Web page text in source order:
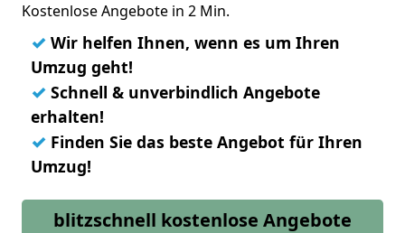
Kostenlose Angebote in 2 Min.
✓ Wir helfen Ihnen, wenn es um Ihren
Umzug geht!
✓ Schnell & unverbindlich Angebote
erhalten!
✓ Finden Sie das beste Angebot für Ihren
Umzug!
blitzschnell kostenlose Angebote